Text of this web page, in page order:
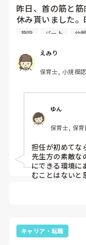
ので是非！
昨日、首の筋と
休み貰いました
に遅番変わって
か居なくても他
た人でできる人ば
フルタイムパー
施設 パート 幼
えみり
保育士, 小規模
ゆん
保育士, 保
担任が初めてな
先生方の素敵な
にできる環境に
むことはないと
キャリア・転職